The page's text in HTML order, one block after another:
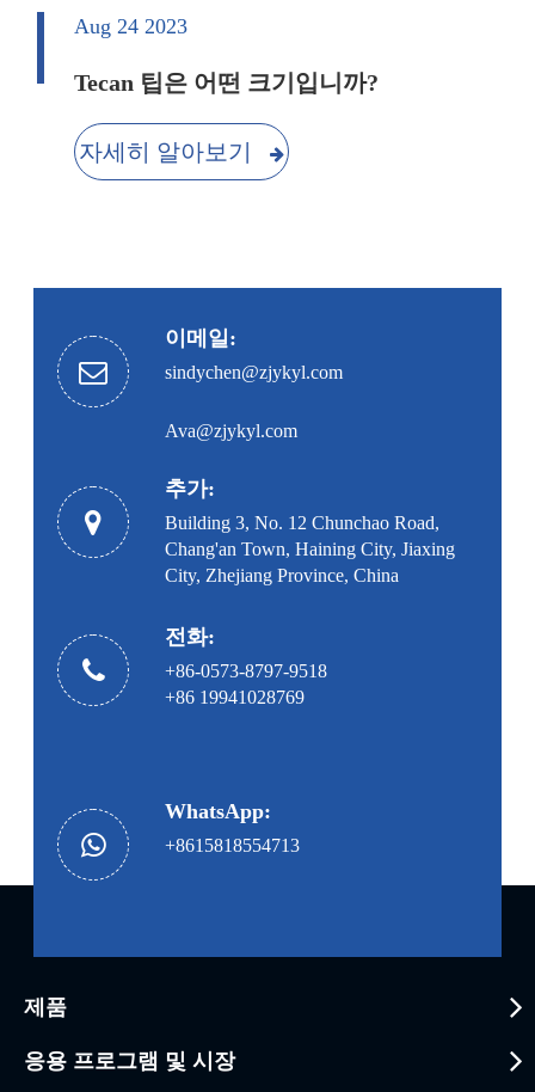
Aug 24 2023
Tecan 팁은 어떤 크기입니까?
자세히 알아보기
이메일:
sindychen@zjykyl.com
Ava@zjykyl.com
추가:
Building 3, No. 12 Chunchao Road,
Chang'an Town, Haining City, Jiaxing
City, Zhejiang Province, China
전화:
+86-0573-8797-9518
+86 19941028769
WhatsApp:
+8615818554713
제품
응용 프로그램 및 시장